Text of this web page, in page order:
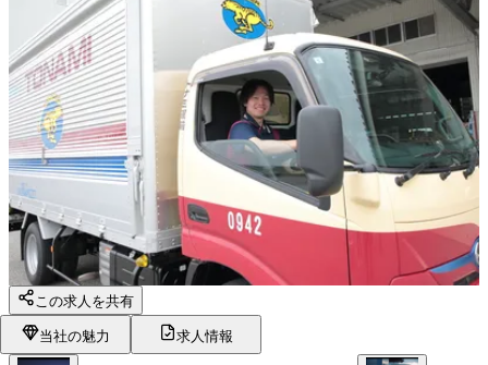
この求人を共有
当社の魅力 求人情報